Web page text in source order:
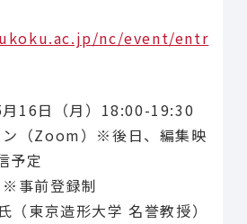
nc/event/entr
16日（月）18:00-19:30
（Zoom）※後日、 編集映
予定
事前登録制
（東京造形大学 名誉教授）